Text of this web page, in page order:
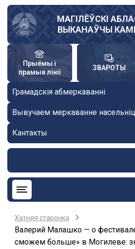
Skip
main
content
МАГІЛЁЎСКІ
ВЫКАНАЎЧЫ
Прыёмы і
прамыя лініі
ЗВАРОТЫ
Грамадскія абмеркаванні
Вывучаем меркаванне
Кантакты
Хатняя старонка
Валерий Малашко — о
сможем больше» в Могилеве: